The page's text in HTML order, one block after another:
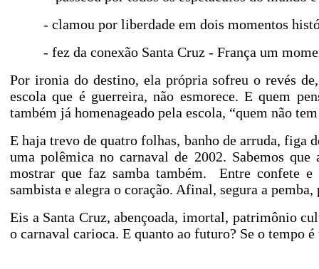
- clamou por liberdade em dois momentos
- fez da conexão Santa Cruz - França um
Por ironia do destino, ela própria sofreu o revés
escola que é guerreira, não esmorece. E quem
também já homenageado pela escola, “quem não
E haja trevo de quatro folhas, banho de arruda, figa
uma polêmica no carnaval de 2002. Sabemos
mostrar que faz samba também.
Entre confete e
sambista e alegra o coração. Afinal, segura a pemba,
Eis a Santa Cruz, abençoada, imortal, patrimônio
o carnaval carioca. E quanto ao futuro? Se o tempo